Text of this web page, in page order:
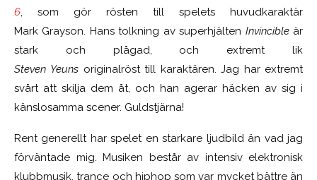
6, som gör rösten till spelets huvudkaraktär
Mark Grayson. Hans tolkning av superhjälten Invincibleär
stark och plågad, och extremt lik
Steven Yeuns originalröst till karaktären. Jag har extremt
svårt att skilja dem åt, och han agerar häcken av sig i
känslosamma scener. Guldstjärna!
Rent generellt har spelet en starkare ljudbild än vad jag
förväntade mig. Musiken består av intensiv elektronisk
klubbmusik, trance och hiphop som var mycket bättre än